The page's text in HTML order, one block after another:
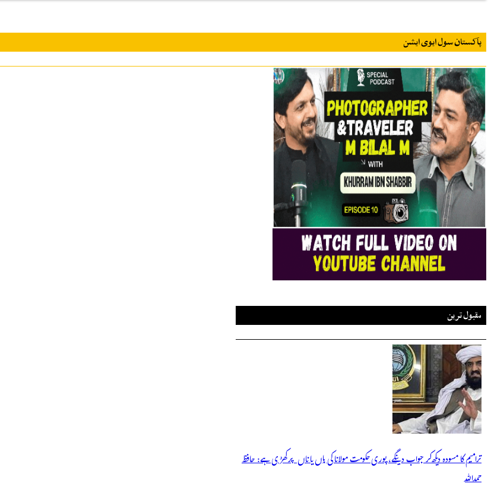
پاکستان سول ایوی ایشن
مقبول ترین
ترامیم کا مسودہ دیکھ کر جواب دینگے، پوری حکومت مولانا کی ہاں یا ناں پر کھڑی ہے: حافظ
حمداللہ